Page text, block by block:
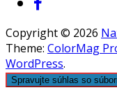
Copyright © 2026
Theme: ColorMag
WordPress.
Spravujte súhlas so